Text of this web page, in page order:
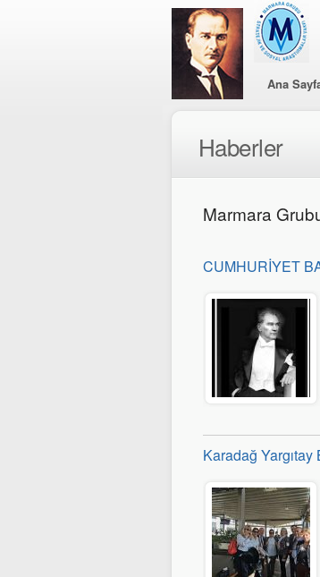
Ana
Haberler
Marmara
CUMHURİYET
Karadağ